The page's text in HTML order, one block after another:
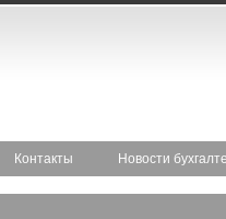
Контакты Новости